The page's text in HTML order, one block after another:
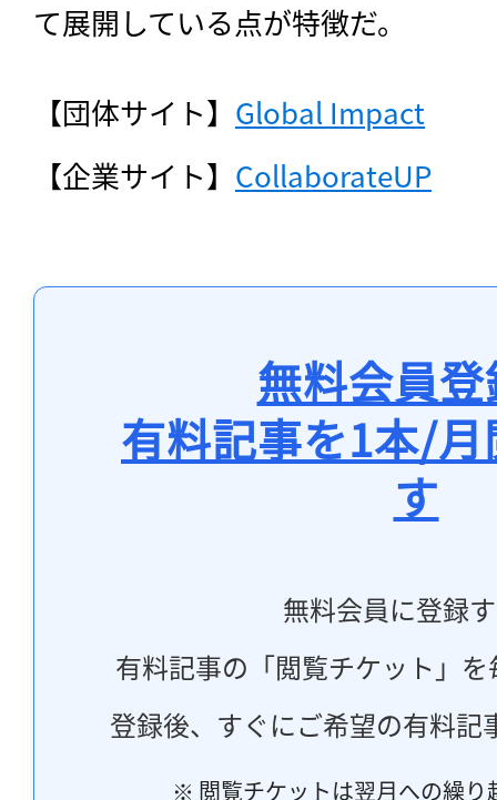
て展開している点が特徴だ。
【団体サイト】 Global Impact
【企業サイト】 CollaborateUP
無料会員
有料記事を1本/
す
無料会員に登録
有料記事の「閲覧チケット」
登録後、すぐにご希望の有料記
※ 閲覧チケットは翌月への繰り